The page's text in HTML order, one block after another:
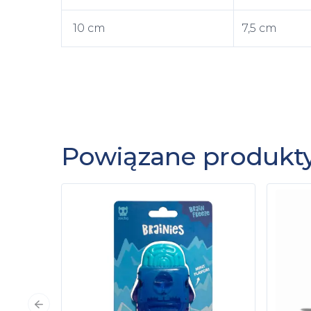
10 cm 7,5 cm
Powiązane